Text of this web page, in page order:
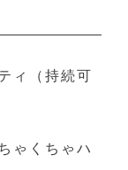
ィ（持続可
ゃくちゃハ